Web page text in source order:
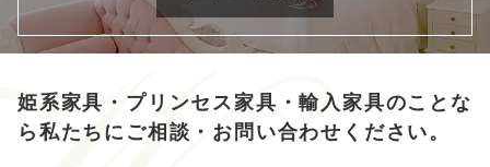
姫系家具・プリンセス家具・輸入家具のことな
ら 私たちにご相談・お問い合わせください。